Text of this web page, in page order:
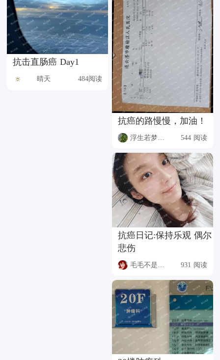
抗击直肠癌 Day1
晴天 484阅读
抗癌的路慢慢，加油！
544 阅读
抗癌日记:保持乐观 偶尔
悲伤
931 阅读